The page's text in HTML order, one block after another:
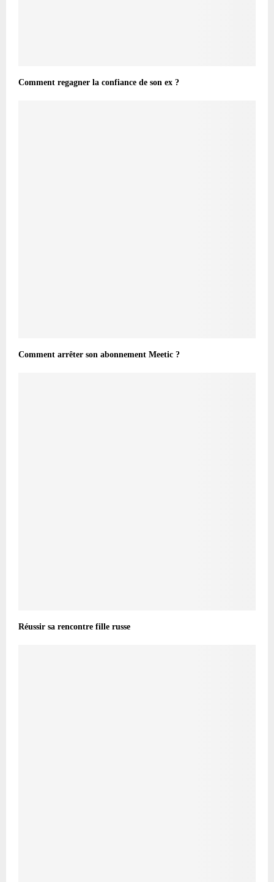
Comment regagner la confiance de son ex ?
Comment arrêter son abonnement Meetic ?
Réussir sa rencontre fille russe